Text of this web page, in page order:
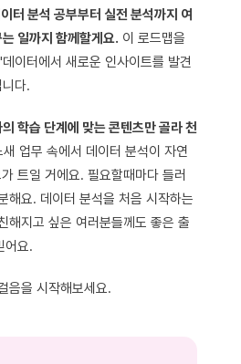
분석 공부부터 실전 분석까지 여
일까지 함께할게요. 이 로드맵을
이터에서 새로운 인사이트를 발견
다.
학습 단계에 맞는 콘텐츠만 골라 천
새 업무 속에서 데이터 분석이 자연
트일 거에요. 필요할때마다 들러
해요. 데이터 분석을 처음 시작하는
해지고 싶은 여러분들께도 좋은 출
어요.
음을 시작해보세요.